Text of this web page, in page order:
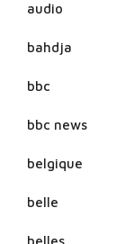
audio
bahdja
bbc
bbc news
belgique
belle
belles